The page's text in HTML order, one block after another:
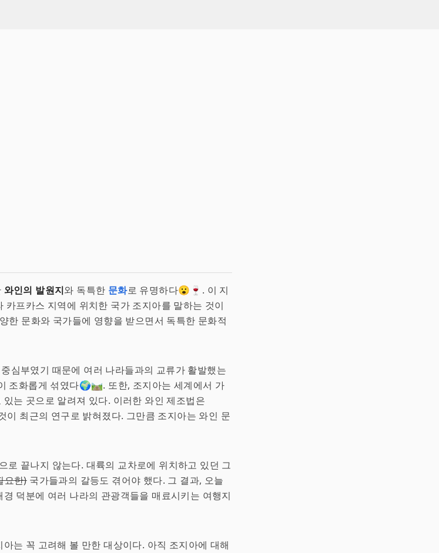
와인의 발원지와 독특한 문화로 유명하다😮🍷. 이 지
카프카스 지역에 위치한 국가 조지아를 말하는 것이
한 문화와 국가들에 영향을 받으면서 독특한 문화적
심부였기 때문에 여러 나라들과의 교류가 활발했는
조화롭게 섞였다🌍🛤. 또한, 조지아는 세계에서 가
는 곳으로 알려져 있다. 이러한 와인 제조법은
이 최근의 연구로 밝혀졌다. 그만큼 조지아는 와인 문
로 끝나지 않는다. 대륙의 교차로에 위치하고 있던 그
요한)국가들과의 갈등도 겪어야 했다. 그 결과, 오늘
덕분에 여러 나라의 관광객들을 매료시키는 여행지
는 꼭 고려해 볼 만한 대상이다. 아직 조지아에 대해